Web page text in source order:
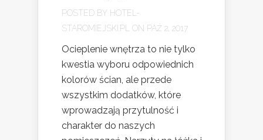
POSTED BY HOTEL-
STAROMIEJSKI.PL
ON PAŹ 2, 2017
Ocieplenie wnętrza to nie tylko
kwestia wyboru odpowiednich
kolorów ścian, ale przede
wszystkim dodatków, które
wprowadzają przytulność i
charakter do naszych